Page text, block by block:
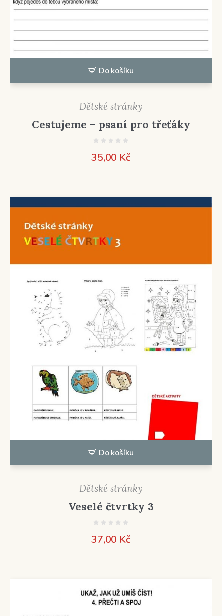
Do košíku
Dětské stránky
Cestujeme – psaní pro třeťáky
35,00 Kč
Do košíku
Dětské stránky
Veselé čtvrtky 3
37,00 Kč